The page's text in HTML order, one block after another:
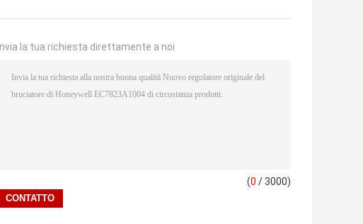
Invia la tua richiesta direttamente a noi
(0 / 3000)